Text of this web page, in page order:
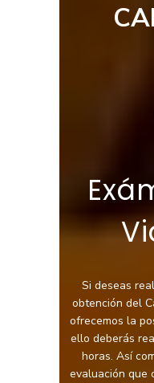
Si deseas
obtención del
ofrecemos la
ello deberás
horas. Así
evaluación que